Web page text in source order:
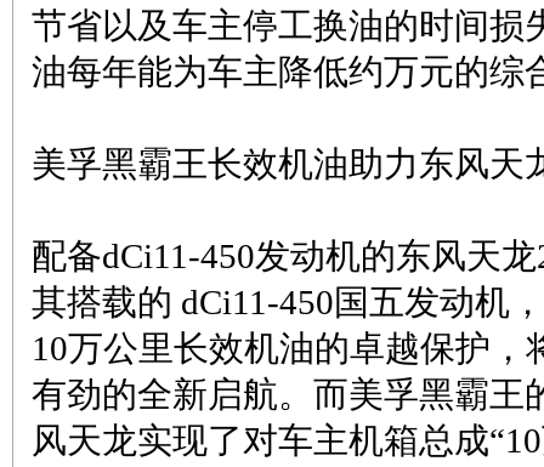
节省以及车主停工换油的时间损
油每年能为车主降低约万元的综
美孚黑霸王长效机油助力东风天
配备dCi11-450发动机的东风天
其搭载的 dCi11-450国五发动机
10万公里长效机油的卓越保护
有劲的全新启航。而美孚黑霸王
风天龙实现了对车主机箱总成